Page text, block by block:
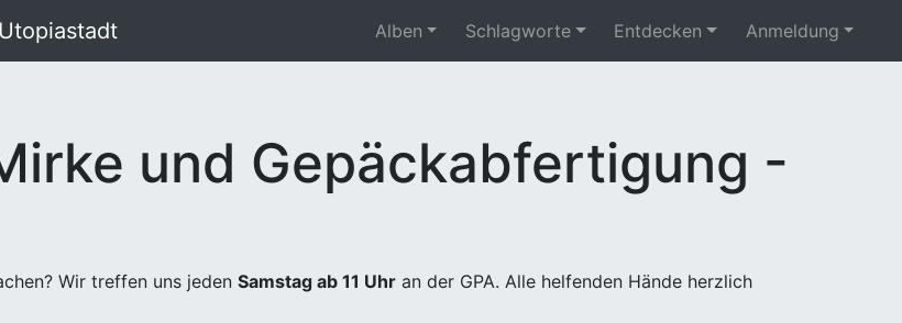
Alben Schlagworte Entdecken Anmeldung
und Gepäckabfertigung -
Wir treffen uns jeden Samstag ab 11 Uhr an der GPA. Alle helfenden Hände herzlich